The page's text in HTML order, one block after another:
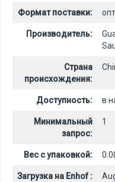
Формат поставки:
Производитель:
Страна
происхождения:
Доступность: в
Минимальный
запрос:
1
Вес с упаковкой:
Загрузка на Enhof :